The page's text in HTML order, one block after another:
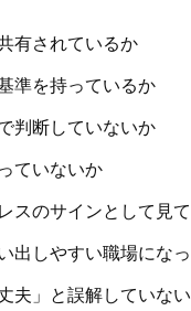
有されているか
準を持っているか
判断していないか
ていないか
スのサインとして見
出しやすい職場にな
夫」と誤解していな